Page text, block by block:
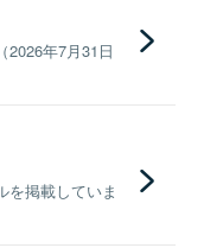
2026年7月31日
を掲載していま